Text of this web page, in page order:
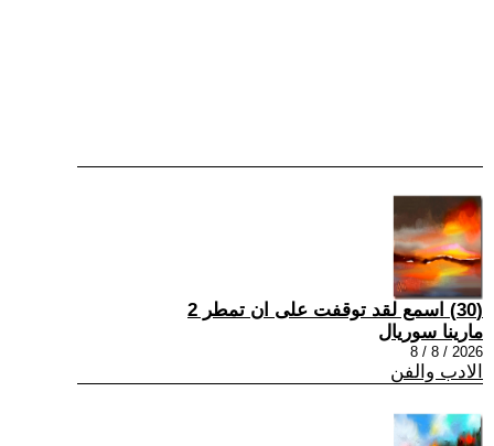
(30) اسمع لقد توقفت على ان تمطر 2
مارينا سوريال
2026 / 8 / 8
الادب والفن